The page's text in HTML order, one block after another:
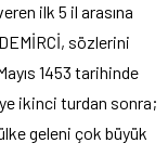
ilk 5 il arasına
sözlerini
1453 tarihinde
ikinci turdan sonra;
geleni çok büyük